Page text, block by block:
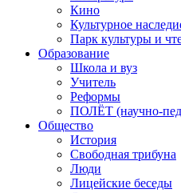
Кино
Культурное
Парк культуры и
Образование
Школа и вуз
Учитель
Реформы
ПОЛЁТ (научно-
Общество
История
Свободная трибуна
Люди
Лицейские беседы